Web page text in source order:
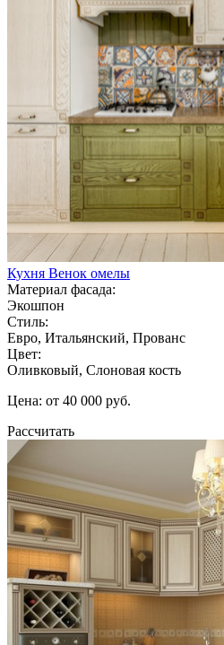
Кухня Венок омелы
Материал фасада:
Экошпон
Стиль:
Евро, Итальянский, Прованс
Цвет:
Оливковый, Слоновая кость
Цена: от 40 000 руб.
Рассчитать